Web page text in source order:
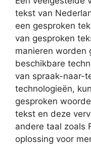
tekst van
een gesproken
van gesproken
manieren worden
beschikbare
van spraak-naar-
technologieën,
gesproken
tekst en deze
andere taal zoals
oplossing voor